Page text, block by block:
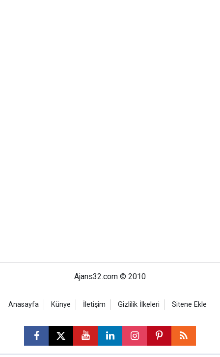
Ajans32.com © 2010
Anasayfa Künye İletişim Gizlilik İlkeleri Sitene Ekle